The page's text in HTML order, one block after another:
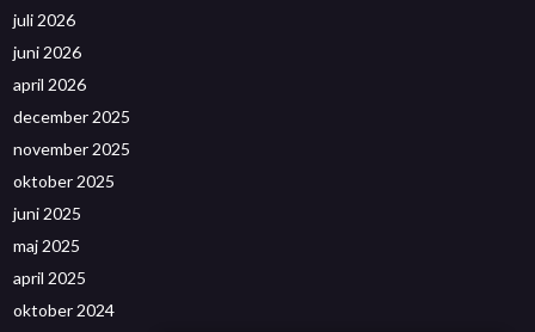
juli 2026
juni 2026
april 2026
december 2025
november 2025
oktober 2025
juni 2025
maj 2025
april 2025
oktober 2024